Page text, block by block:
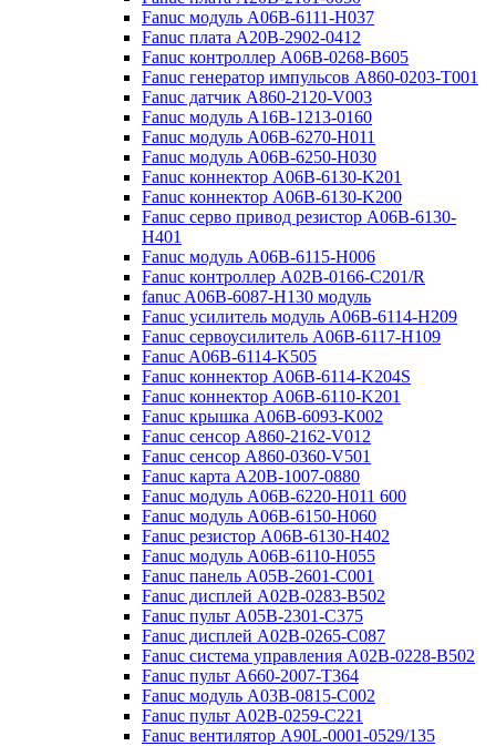
Fanuc модуль A06B-6111-H037
Fanuc плата A20B-2902-0412
Fanuc контроллер A06B-0268-B605
Fanuc генератор импульсов A860-0203-T001
Fanuc датчик A860-2120-V003
Fanuc модуль A16B-1213-0160
Fanuc модуль A06B-6270-H011
Fanuc модуль A06B-6250-H030
Fanuc коннектор A06B-6130-K201
Fanuc коннектор A06B-6130-K200
Fanuc серво привод резистор A06B-6130-
H401
Fanuc модуль A06B-6115-H006
Fanuc контроллер A02B-0166-C201/R
fanuc A06B-6087-H130 модуль
Fanuc усилитель модуль A06B-6114-H209
Fanuc сервоусилитель A06B-6117-H109
Fanuc A06B-6114-K505
Fanuc коннектор A06B-6114-K204S
Fanuc коннектор A06B-6110-K201
Fanuc крышка A06B-6093-K002
Fanuc сенсор A860-2162-V012
Fanuc сенсор A860-0360-V501
Fanuc карта A20B-1007-0880
Fanuc модуль A06B-6220-H011 600
Fanuc модуль A06B-6150-H060
Fanuc резистор A06B-6130-H402
Fanuc модуль A06B-6110-H055
Fanuc панель A05B-2601-C001
Fanuc дисплей A02B-0283-B502
Fanuc пульт A05B-2301-C375
Fanuc дисплей A02B-0265-C087
Fanuc система управления A02B-0228-B502
Fanuc пульт A660-2007-T364
Fanuc модуль A03B-0815-C002
Fanuc пульт A02B-0259-C221
Fanuc вентилятор A90L-0001-0529/135